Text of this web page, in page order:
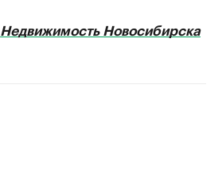
Недвижимость Новосибирска